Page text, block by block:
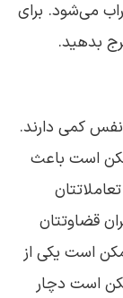
می‌شود. برای
بدهید.
نفس کمی دارند.
است باعث
قضاوتتان
است یکی از
است دچار